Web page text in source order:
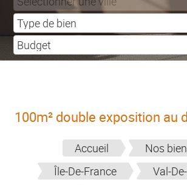
100m² double exposition au
Accueil
Nos
Île-De-France
Val-